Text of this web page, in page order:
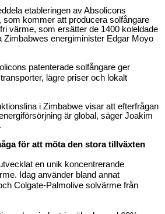
etableringen av Absolicons
som kommer att producera solfångare
värme, som ersätter de 1400 koleldade
Zimbabwes energiminister Edgar Moyo
patenterade solfångare ger
lägre priser och lokalt
i Zimbabwe visar att efterfrågan
är global, säger Joakim
för att möta den stora tillväxten
en unik koncentrerande
Idag använder bland annat
Colgate-Palmolive solvärme från